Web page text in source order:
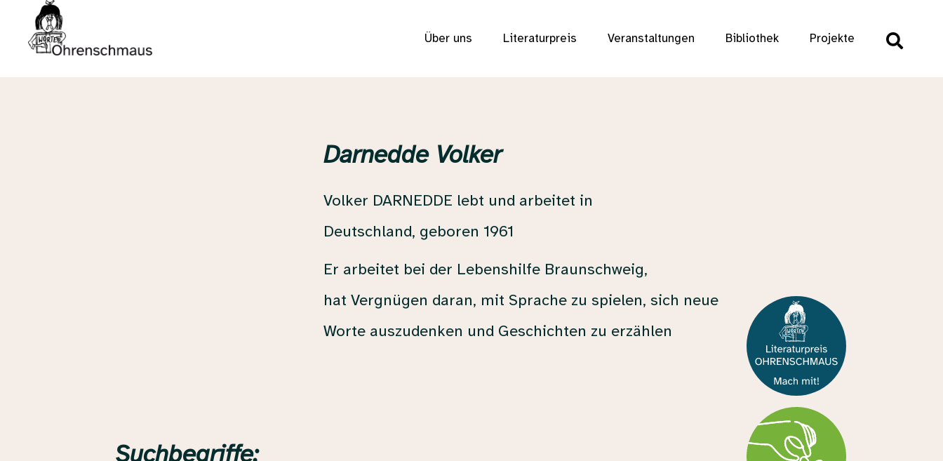
Über uns Literaturpreis Veranstaltungen Bibliothek Projekte
Darnedde Volker
Volker DARNEDDE lebt und arbeitet in
Deutschland, geboren 1961
Er arbeitet bei der Lebenshilfe Braunschweig,
hat Vergnügen daran, mit Sprache zu spielen, sich neue
Worte auszudenken und Geschichten zu erzählen
Suchbegriffe: